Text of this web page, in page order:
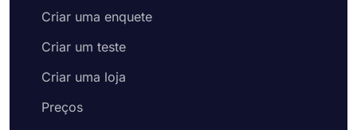
Criar uma enquete
Criar um teste
Criar uma loja
Preços